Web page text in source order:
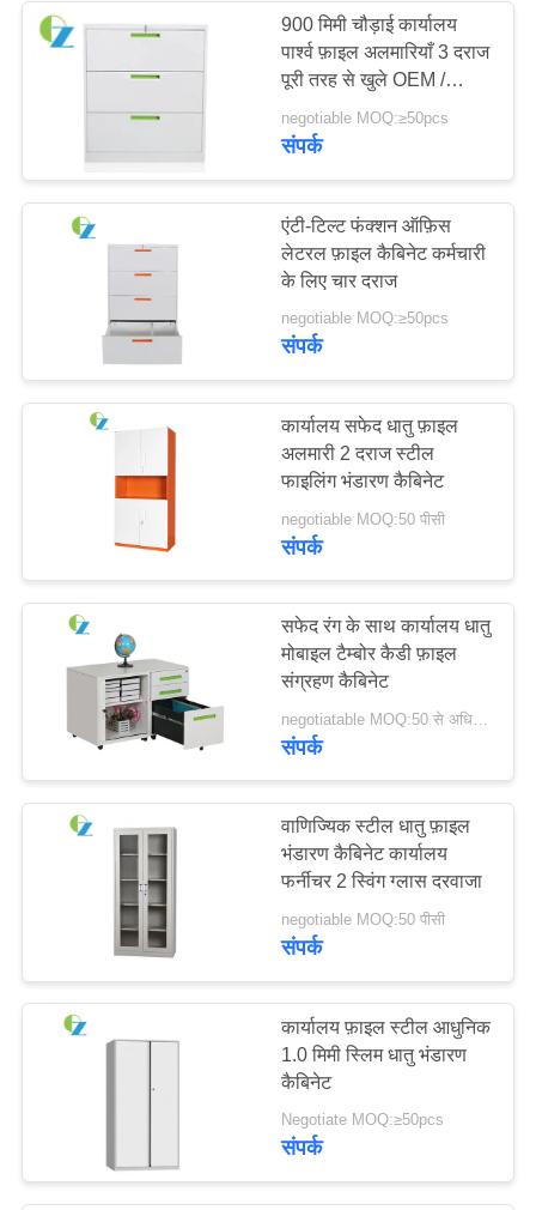
900 मिमी चौड़ाई कार्यालय
पार्श्व फ़ाइल अलमारियाँ 3 दराज
पूरी तरह से खुले OEM /
ODM
negotiable MOQ:≥50pcs
संपर्क
एंटी-टिल्ट फंक्शन ऑफ़िस
लेटरल फ़ाइल कैबिनेट कर्मचारी
के लिए चार दराज
negotiable MOQ:≥50pcs
संपर्क
कार्यालय सफेद धातु फ़ाइल
अलमारी 2 दराज स्टील
फाइलिंग भंडारण कैबिनेट
negotiable MOQ:50 पीसी
संपर्क
सफेद रंग के साथ कार्यालय धातु
मोबाइल टैम्बोर कैडी फ़ाइल
संग्रहण कैबिनेट
negotiatable MOQ:50 से अधिक पीसी
संपर्क
वाणिज्यिक स्टील धातु फ़ाइल
भंडारण कैबिनेट कार्यालय
फर्नीचर 2 स्विंग ग्लास दरवाजा
negotiable MOQ:50 पीसी
संपर्क
कार्यालय फ़ाइल स्टील आधुनिक
1.0 मिमी स्लिम धातु भंडारण
कैबिनेट
Negotiate MOQ:≥50pcs
संपर्क